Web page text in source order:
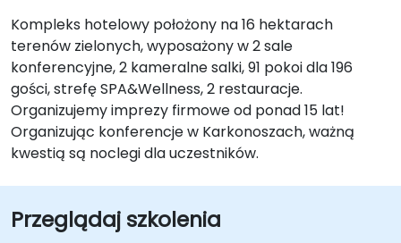
Kompleks hotelowy położony na 16 hektarach
terenów zielonych, wyposażony w 2 sale
konferencyjne, 2 kameralne salki, 91 pokoi dla 196
gości, strefę SPA&Wellness, 2 restauracje.
Organizujemy imprezy firmowe od ponad 15 lat!
Organizując konferencje w Karkonoszach, ważną
kwestią są noclegi dla uczestników.
Przeglądaj szkolenia